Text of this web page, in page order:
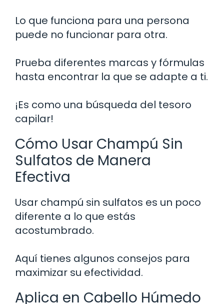
Lo que funciona para una persona
puede no funcionar para otra.
Prueba diferentes marcas y fórmulas
hasta encontrar la que se adapte a ti.
¡Es como una búsqueda del tesoro
capilar!
Cómo Usar Champú Sin
Sulfatos de Manera
Efectiva
Usar champú sin sulfatos es un poco
diferente a lo que estás
acostumbrado.
Aquí tienes algunos consejos para
maximizar su efectividad.
Aplica en Cabello Húmedo